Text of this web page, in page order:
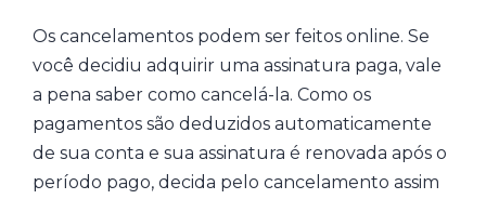
Os cancelamentos podem ser feitos online. Se
você decidiu adquirir uma assinatura paga, vale
a pena saber como cancelá-la. Como os
pagamentos são deduzidos automaticamente
de sua conta e sua assinatura é renovada após o
período pago, decida pelo cancelamento assim